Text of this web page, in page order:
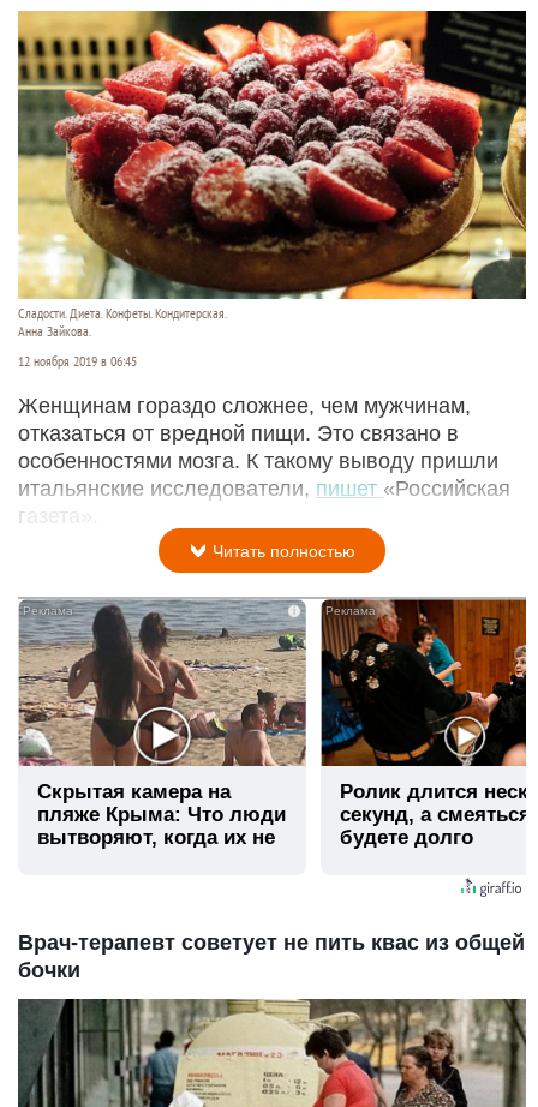
Сладости. Диета. Конфеты. Кондитерская.
Анна Зайкова.
12 ноября 2019 в 06:45
Женщинам гораздо сложнее, чем мужчинам,
отказаться от вредной пищи. Это связано в
особенностями мозга. К такому выводу пришли
итальянские исследователи, пишет «Российская
газета».
Читать полностью
i
Скрытая камера на
пляже Крыма: Что люди
вытворяют, когда их не
Ролик длится
секунд, а
будете долго
Врач-терапевт советует не пить квас из общей
бочки